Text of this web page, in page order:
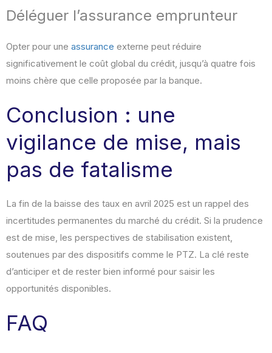
Déléguer l’assurance emprunteur
Opter pour une assurance externe peut réduire
significativement le coût global du crédit, jusqu’à quatre fois
moins chère que celle proposée par la banque.
Conclusion : une
vigilance de mise, mais
pas de fatalisme
La fin de la baisse des taux en avril 2025 est un rappel des
incertitudes permanentes du marché du crédit. Si la prudence
est de mise, les perspectives de stabilisation existent,
soutenues par des dispositifs comme le PTZ. La clé reste
d’anticiper et de rester bien informé pour saisir les
opportunités disponibles.
FAQ